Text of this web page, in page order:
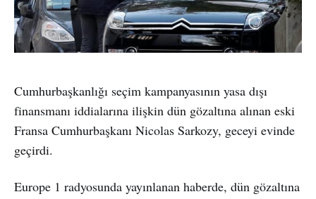
Cumhurbaşkanlığı seçim kampanyasının yasa dışı
finansmanı iddialarına ilişkin dün gözaltına alınan eski
Fransa Cumhurbaşkanı Nicolas Sarkozy, geceyi evinde
geçirdi.
Europe 1 radyosunda yayınlanan haberde, dün gözaltına